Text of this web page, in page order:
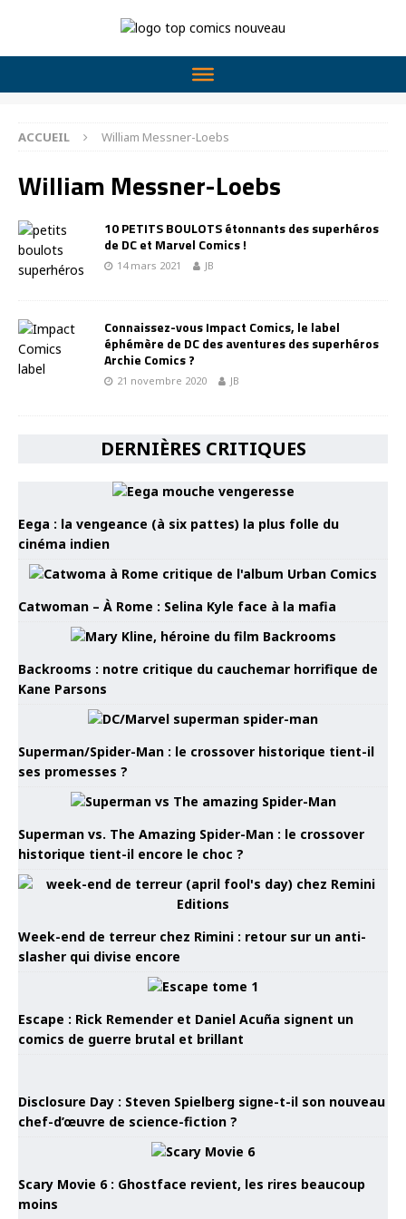
ACCUEIL William Messner-Loebs
William Messner-Loebs
10 PETITS BOULOTS étonnants des superhéros
de DC et Marvel Comics !
14 mars 2021 JB
Connaissez-vous Impact Comics, le label
éphémère de DC des aventures des superhéros
Archie Comics ?
21 novembre 2020 JB
DERNIÈRES CRITIQUES
Eega : la vengeance (à six pattes) la plus folle du
cinéma indien
Catwoman – À Rome : Selina Kyle face à la mafia
Backrooms : notre critique du cauchemar horrifique de
Kane Parsons
Superman/Spider-Man : le crossover historique tient-il
ses promesses ?
Superman vs. The Amazing Spider-Man : le crossover
historique tient-il encore le choc ?
Week-end de terreur chez Rimini : retour sur un anti-
slasher qui divise encore
Escape : Rick Remender et Daniel Acuña signent un
comics de guerre brutal et brillant
Disclosure Day : Steven Spielberg signe-t-il son nouveau
chef-d’œuvre de science-fiction ?
Scary Movie 6 : Ghostface revient, les rires beaucoup
moins